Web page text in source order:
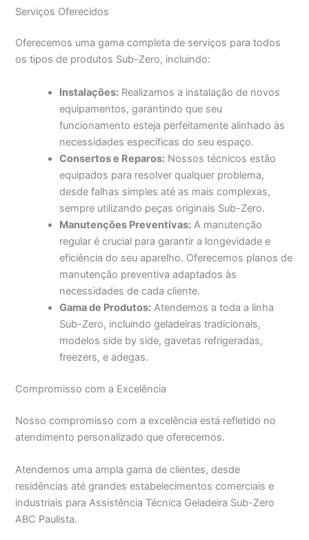
Serviços Oferecidos
Oferecemos uma gama completa de serviços para todos
os tipos de produtos Sub-Zero, incluindo:
Instalações: Realizamos a instalação de novos
equipamentos, garantindo que seu
funcionamento esteja perfeitamente alinhado às
necessidades específicas do seu espaço.
Consertos e Reparos: Nossos técnicos estão
equipados para resolver qualquer problema,
desde falhas simples até as mais complexas,
sempre utilizando peças originais Sub-Zero.
Manutenções Preventivas: A manutenção
regular é crucial para garantir a longevidade e
eficiência do seu aparelho. Oferecemos planos de
manutenção preventiva adaptados às
necessidades de cada cliente.
Gama de Produtos: Atendemos a toda a linha
Sub-Zero, incluindo geladeiras tradicionais,
modelos side by side, gavetas refrigeradas,
freezers, e adegas.
Compromisso com a Excelência
Nosso compromisso com a excelência está refletido no
atendimento personalizado que oferecemos.
Atendemos uma ampla gama de clientes, desde
residências até grandes estabelecimentos comerciais e
industriais para Assistência Técnica Geladeira Sub-Zero
ABC Paulista.